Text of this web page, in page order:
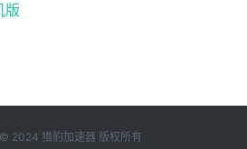
版
2024 猎豹加速器 版权所有